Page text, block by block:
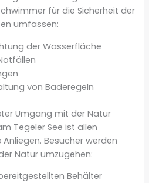
für die Sicherheit der
umfassen:
der Wasserfläche
von Baderegeln
Umgang mit der Natur
Tegeler See ist allen
Besucher werden
Natur umzugehen:
Behälter